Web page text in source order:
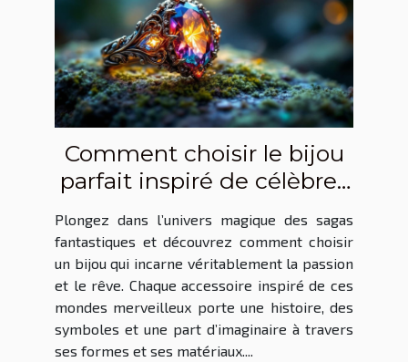
Comment choisir le bijou
parfait inspiré de célèbres
Plongez dans l’univers magique des sagas
fantastiques et découvrez comment choisir
un bijou qui incarne véritablement la passion
et le rêve. Chaque accessoire inspiré de ces
mondes merveilleux porte une histoire, des
symboles et une part d’imaginaire à travers
ses formes et ses matériaux....